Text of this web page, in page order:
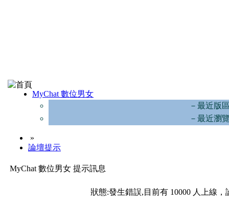
MyChat 數位男女
－最近版
－最近瀏
»
論壇提示
MyChat 數位男女 提示訊息
狀態:發生錯誤,目前有 10000 人上線